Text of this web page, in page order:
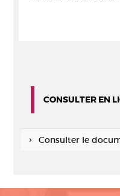
CONSULTER EN
Consulter le